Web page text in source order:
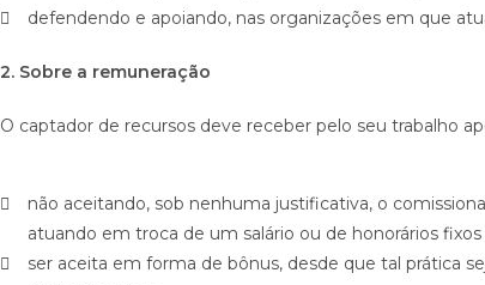
defendendo e apoiando, nas organizações em que
2. Sobre a remuneração
O captador de recursos deve receber pelo seu trabalho
não aceitando, sob nenhuma justificativa, o
atuando em troca de um salário ou de honorários
ser aceita em forma de bônus, desde que tal prática